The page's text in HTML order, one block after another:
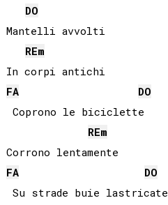
DO
Mantelli avvolti
REm
FA
DO
Coprono le biciclette
REm
FA
DO
Su strade buie lastricate